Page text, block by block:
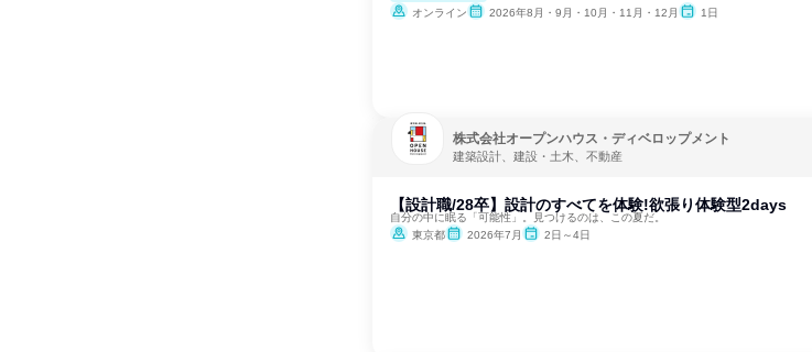
オンライン
2026年8月・9月・10月・11月・12月 1日
株式会社オープンハウス・ディベロップメント
建築設計、建設・土木、不動産
【設計職/28卒】設計のすべてを体験!欲張り体験型2days
自分の中に眠る「可能性」。見つけるのは、この夏だ。
東京都
2026年7月 2日～4日